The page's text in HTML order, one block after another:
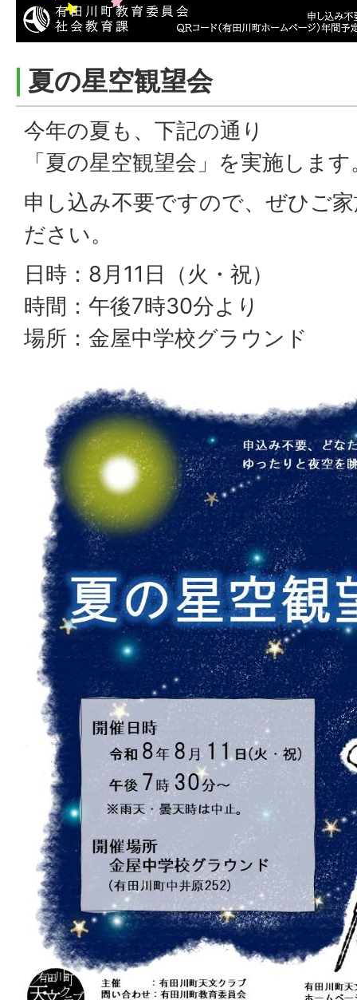
夏の星空観望会
今年の夏も、下記の通り
「夏の星空観望会」を実施します
申し込み不要ですので、ぜひご
ださい。
日時：8月11日（火・祝）
時間：午後7時30分より
場所：金屋中学校グラウンド